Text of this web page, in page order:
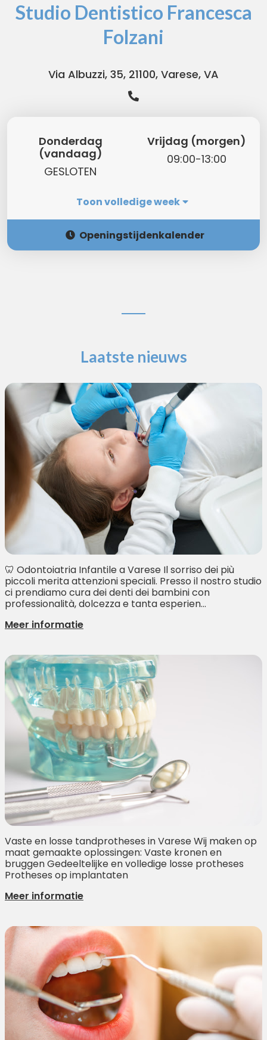
Studio Dentistico Francesca
Folzani
Via Albuzzi, 35, 21100, Varese, VA
Donderdag
(vandaag)
GESLOTEN
Vrijdag (morgen)
09:00-13:00
Toon volledige week
Openingstijdenkalender
Laatste nieuws
🦷 Odontoiatria Infantile a Varese Il sorriso dei più
piccoli merita attenzioni speciali. Presso il nostro studio
ci prendiamo cura dei denti dei bambini con
professionalità, dolcezza e tanta esperien...
Meer informatie
Vaste en losse tandprotheses in Varese Wij maken op
maat gemaakte oplossingen: Vaste kronen en
bruggen Gedeeltelijke en volledige losse protheses
Protheses op implantaten
Meer informatie